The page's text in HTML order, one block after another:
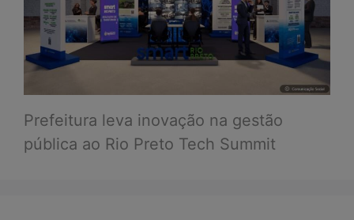
Prefeitura leva inovação na gestão
pública ao Rio Preto Tech Summit